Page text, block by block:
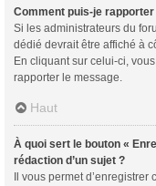
Comment puis-je
Si les administrateurs du
dédié devrait être affiché à
En cliquant sur celui-ci,
rapporter le message.
Haut
À quoi sert le bouton «
rédaction d’un sujet ?
Il vous permet